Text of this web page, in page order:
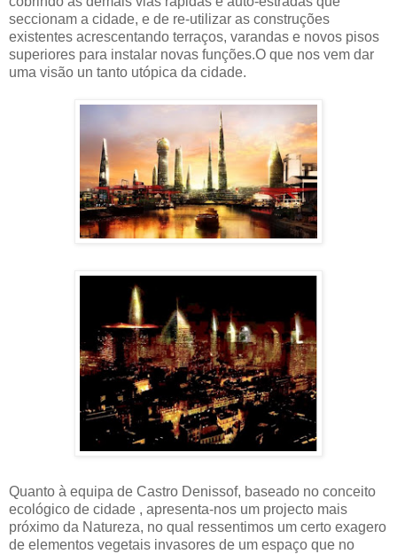
seccionam a cidade, e de re-utilizar as construções
existentes acrescentando terraços, varandas e novos pisos
superiores para instalar novas funções.O que nos vem dar
uma visão un tanto utópica da cidade.
Quanto à equipa de Castro Denissof, baseado no conceito
ecológico de cidade , apresenta-nos um projecto mais
próximo da Natureza, no qual ressentimos um certo exagero
de elementos vegetais invasores de um espaço que no